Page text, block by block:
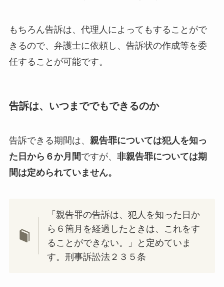
もちろん告訴は、代理人によってもすることがで
きるので、弁護士に依頼し、告訴状の作成等を委
任することが可能です。
告訴は、いつまででもできるのか
告訴できる期間は、 親告罪については犯人を知っ
た日から６か月間ですが、 非親告罪については期
間は定められていません。
「親告罪の告訴は、犯人を知った日か
ら６箇月を経過したときは、これをす
ることができない。」と定めていま
す。刑事訴訟法２３５条